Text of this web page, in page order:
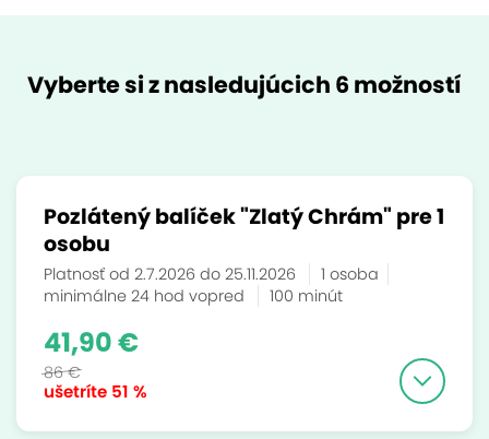
Vyberte si z nasledujúcich 6 možností
Pozlátený balíček "Zlatý Chrám" pre 1
osobu
Platnosť od 2.7.2026 do 25.11.2026
1 osoba
minimálne 24 hod vopred
100 minút
ušetríte 51 %
41,90 €
86 €